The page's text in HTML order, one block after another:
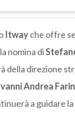
Itwayche offre
nomina di
della direzione
Andrea
a guidare